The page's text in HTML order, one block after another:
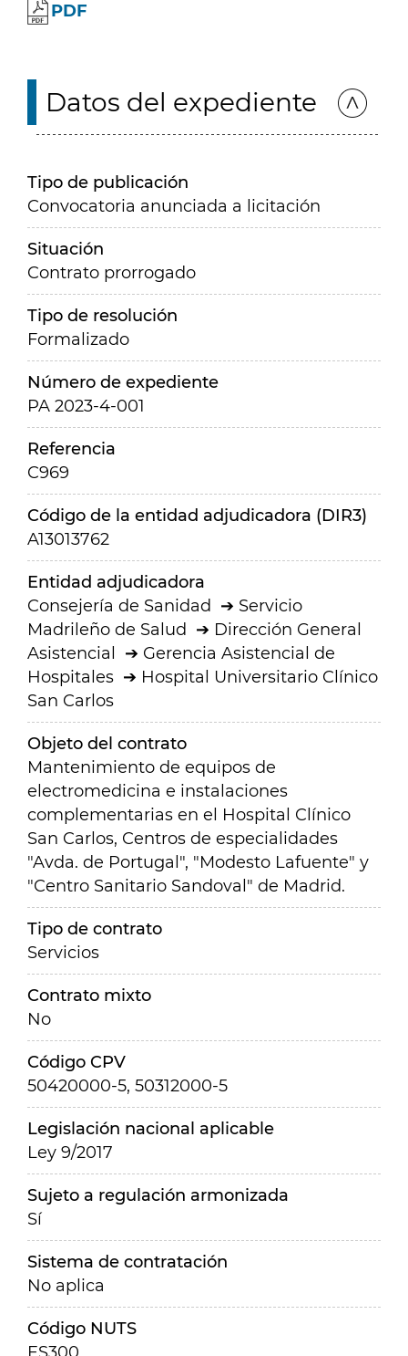
PDF
Datos del expediente
Tipo de publicación
Convocatoria anunciada a licitación
Situación
Contrato prorrogado
Tipo de resolución
Formalizado
Número de expediente
PA 2023-4-001
Referencia
C969
Código de la entidad adjudicadora (DIR3)
A13013762
Entidad adjudicadora
Consejería de Sanidad
Servicio
Madrileño de Salud
Dirección General
Asistencial
Gerencia Asistencial de
Hospitales
Hospital Universitario Clínico
San Carlos
Objeto del contrato
Mantenimiento de equipos de
electromedicina e instalaciones
complementarias en el Hospital Clínico
San Carlos, Centros de especialidades
"Avda. de Portugal", "Modesto Lafuente" y
"Centro Sanitario Sandoval" de Madrid.
Tipo de contrato
Servicios
Contrato mixto
No
Código CPV
50420000-5, 50312000-5
Legislación nacional aplicable
Ley 9/2017
Sujeto a regulación armonizada
Sí
Sistema de contratación
No aplica
Código NUTS